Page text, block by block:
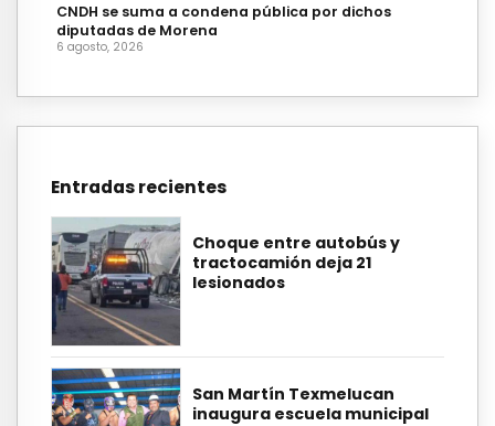
CNDH se suma a condena pública por dichos
diputadas de Morena
6 agosto, 2026
Entradas recientes
Choque entre autobús y
tractocamión deja 21
lesionados
San Martín Texmelucan
inaugura escuela municipal